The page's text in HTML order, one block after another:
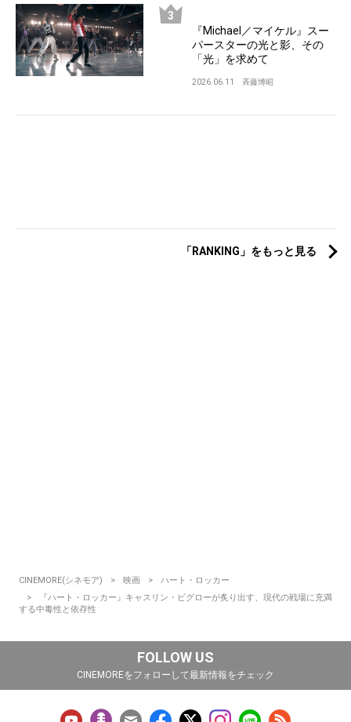
『Michael／マイケル』スー
パースターの光と影、その
「光」を求めて
2026.06.11 斉藤博昭
「RANKING」をもっと見る
CINEMORE(シネモア) 映画
ハート・ロッカー
『ハート・ロッカー』キャスリン・ビグローが炙り出す、現代の戦場に充満
する中毒性と依存性
FOLLOW US
CINEMOREをフォローして最新情報をチェック